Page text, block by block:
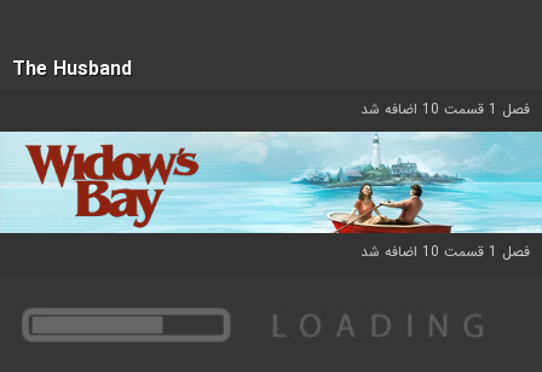
The Husband
فصل 1 قسمت 10 اضافه شد
فصل 1 قسمت 10 اضافه شد